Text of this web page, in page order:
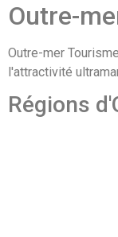
Outre-
Outre-mer
l'attractivité
Régions